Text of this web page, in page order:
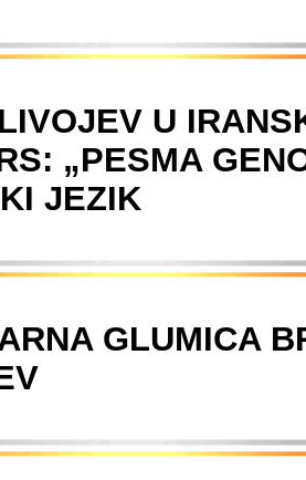
U
„PESMA
JEZIK
GLUMICA